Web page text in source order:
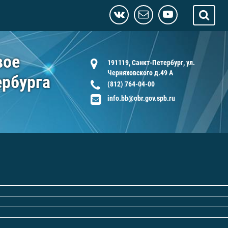
191119, Санкт-Петербург, ул.
Черняховского д.49 А
(812) 764-04-00
info.bb@obr.gov.spb.ru